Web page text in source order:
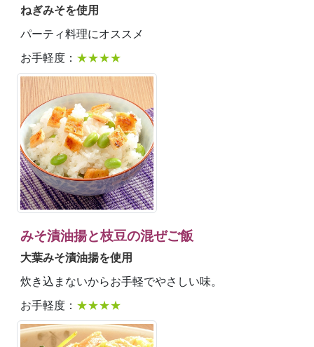
ねぎみそを使用
パーティ料理にオススメ
お手軽度： ★★★★
みそ漬油揚と枝豆の混ぜご飯
大葉みそ漬油揚を使用
炊き込まないからお手軽でやさしい味。
お手軽度： ★★★★